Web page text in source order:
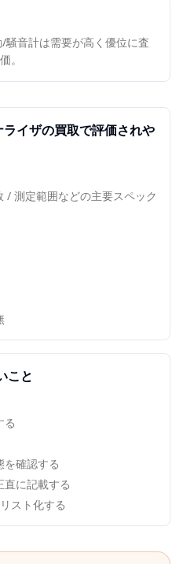
騒音計は需要が高く優位に査
。
ライザの買取で評価されや
/ 測定範囲などの主要スペック
こと
る
を確認する
に記載する
スト化する